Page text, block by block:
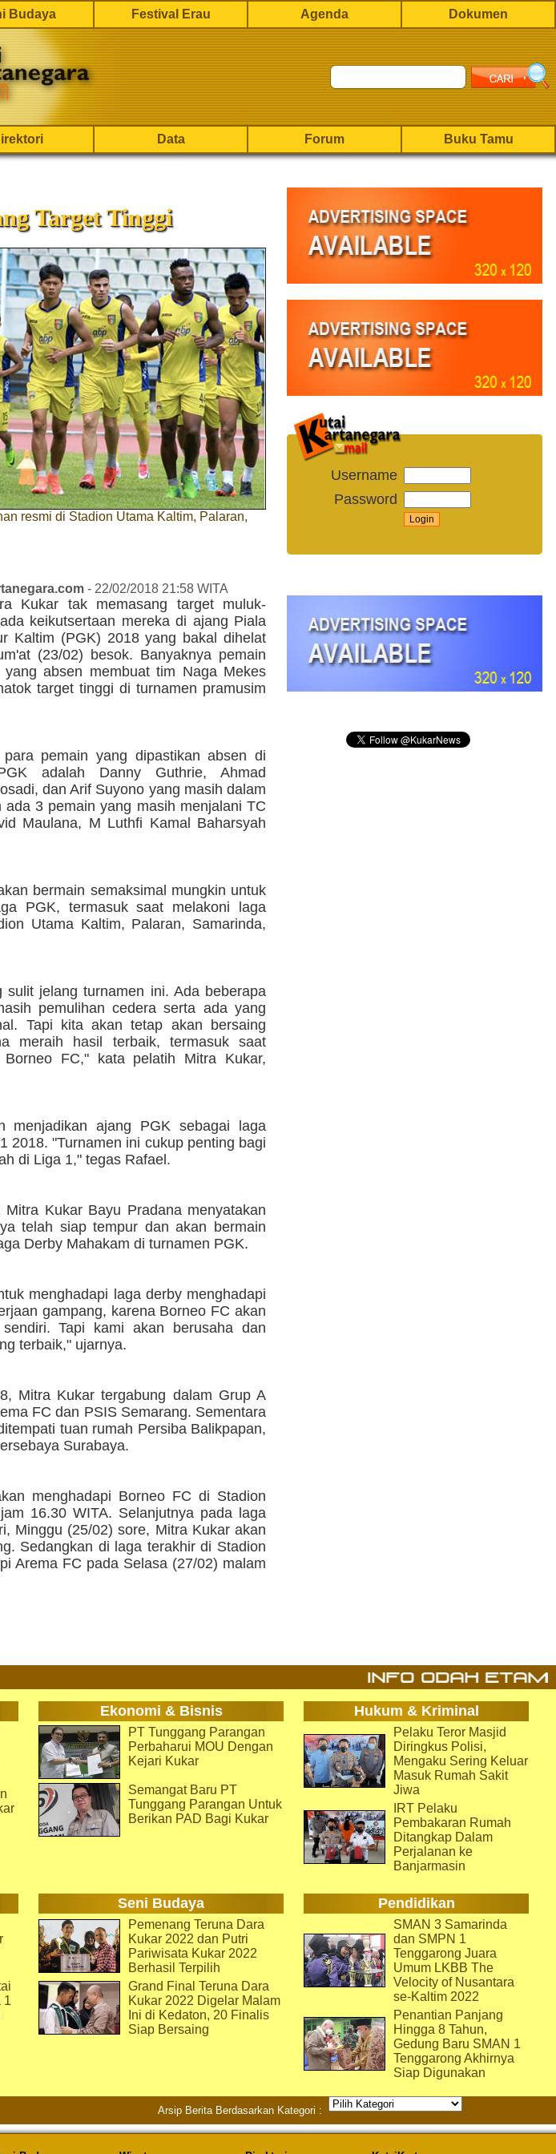
Budaya Festival Erau Agenda Dokumen
Data Forum Buku Tamu
Target Tinggi
resmi di Stadion Utama Kaltim, Palaran,
- 22/02/2018 21:58 WITA
Kukar tak memasang target muluk-
keikutsertaan mereka di ajang Piala
Kaltim (PGK) 2018 yang bakal dihelat
(23/02) besok. Banyaknya pemain
yang absen membuat tim Naga Mekes
target tinggi di turnamen pramusim
para pemain yang dipastikan absen di
adalah Danny Guthrie, Ahmad
dan Arif Suyono yang masih dalam
3 pemain yang masih menjalani TC
Maulana, M Luthfi Kamal Baharsyah
bermain semaksimal mungkin untuk
PGK, termasuk saat melakoni laga
Utama Kaltim, Palaran, Samarinda,
jelang turnamen ini. Ada beberapa
pemulihan cedera serta ada yang
Tapi kita akan tetap akan bersaing
meraih hasil terbaik, termasuk saat
FC," kata pelatih Mitra Kukar,
menjadikan ajang PGK sebagai laga
2018. "Turnamen ini cukup penting bagi
di Liga 1," tegas Rafael.
Kukar Bayu Pradana menyatakan
telah siap tempur dan akan bermain
Derby Mahakam di turnamen PGK.
menghadapi laga derby menghadapi
gampang, karena Borneo FC akan
Tapi kami akan berusaha dan
terbaik," ujarnya.
Mitra Kukar tergabung dalam Grup A
FC dan PSIS Semarang. Sementara
tuan rumah Persiba Balikpapan,
Surabaya.
menghadapi Borneo FC di Stadion
16.30 WITA. Selanjutnya pada laga
Minggu (25/02) sore, Mitra Kukar akan
Sedangkan di laga terakhir di Stadion
Arema FC pada Selasa (27/02) malam
Username
Password
Ekonomi & Bisnis Hukum & Kriminal
PT Tunggang Parangan
Perbaharui MOU Dengan
Kejari Kukar
Semangat Baru PT
Tunggang Parangan Untuk
Berikan PAD Bagi Kukar
Pelaku Teror Masjid
Diringkus Polisi,
Mengaku Sering Keluar
Masuk Rumah Sakit
Jiwa
IRT Pelaku
Pembakaran Rumah
Ditangkap Dalam
Perjalanan ke
Banjarmasin
Seni Budaya Pendidikan
1
Pemenang Teruna Dara
Kukar 2022 dan Putri
Pariwisata Kukar 2022
Berhasil Terpilih
Grand Final Teruna Dara
Kukar 2022 Digelar Malam
Ini di Kedaton, 20 Finalis
Siap Bersaing
SMAN 3 Samarinda
dan SMPN 1
Tenggarong Juara
Umum LKBB The
Velocity of Nusantara
se-Kaltim 2022
Penantian Panjang
Hingga 8 Tahun,
Gedung Baru SMAN 1
Tenggarong Akhirnya
Siap Digunakan
Arsip Berita Berdasarkan Kategori :